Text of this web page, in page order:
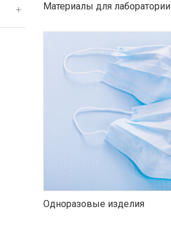
Материалы для лаборатории
Одноразовые изделия